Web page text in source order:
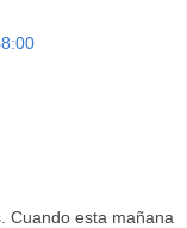
Cuando esta mañana